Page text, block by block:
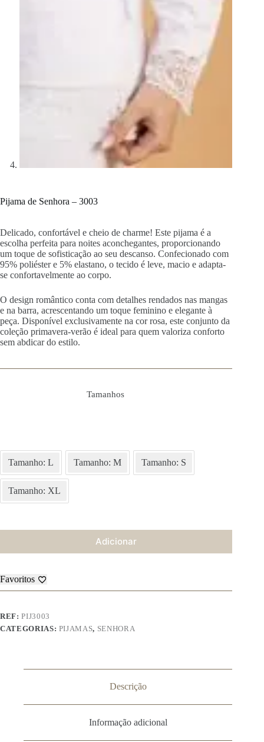
Pijama de Senhora – 3003
Delicado, confortável e cheio de charme! Este pijama é a
escolha perfeita para noites aconchegantes, proporcionando
um toque de sofisticação ao seu descanso. Confecionado com
95% poliéster e 5% elastano, o tecido é leve, macio e adapta-
se confortavelmente ao corpo.
O design romântico conta com detalhes rendados nas mangas
e na barra, acrescentando um toque feminino e elegante à
peça. Disponível exclusivamente na cor rosa, este conjunto da
coleção primavera-verão é ideal para quem valoriza conforto
sem abdicar do estilo.
Tamanhos
Tamanho: L Tamanho: M Tamanho: S
Tamanho: XL
Adicionar
Favoritos
REF:PIJ3003
CATEGORIAS: PIJAMAS, SENHORA
Descrição
Informação adicional